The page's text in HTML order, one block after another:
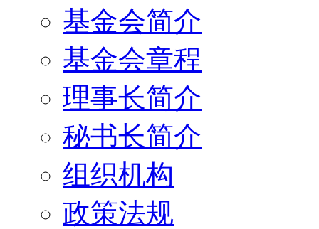
基金会简介
基金会章程
理事长简介
秘书长简介
组织机构
政策法规